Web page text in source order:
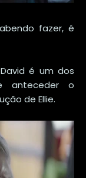
fazer, é
é um dos
anteceder o
de Ellie.